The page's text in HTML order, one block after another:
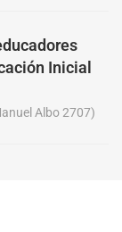
Inicial
Albo 2707)